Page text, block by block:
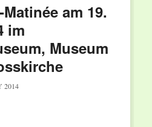
am 19.
im
Museum
2014